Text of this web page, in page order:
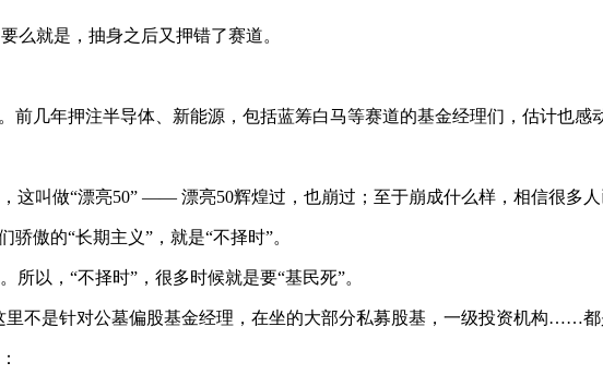
么就是，抽身之后又押错了赛道。
前几年押注半导体、新能源，包括蓝筹白马等赛道的基金经理们，估计也感
这叫做“漂亮50” —— 漂亮50辉煌过，也崩过；至于崩成什么样，相信很多人
傲的“长期主义”，就是“不择时”。
以，“不择时”，很多时候就是要“基民死”。
不是针对公墓偏股基金经理，在坐的大部分私募股基，一级投资机构……